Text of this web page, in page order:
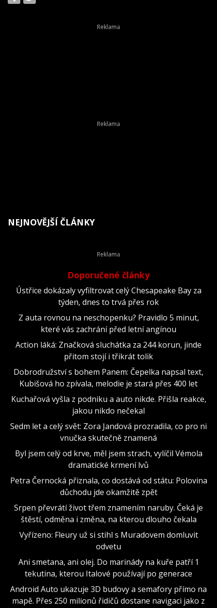
NEJNOVĚJŠÍ ČLÁNKY
Doporučené články
Ústřice dokázaly vyfiltrovat celý Chesapeake Bay za
týden, dnes to trvá přes rok
Z auta rovnou na neschopenku? Pravidlo 5 minut,
které vás zachrání před letní angínou
Action láká: Značková sluchátka za 244 korun, jinde
přitom stojí i třikrát tolik
Dobrodružství s bohem Panem: Čepelka napsal text,
Kubišová ho zpívala, melodie je stará přes 400 let
Kuchařová vyšla z podniku a auto nikde. Přišla reakce,
jakou nikdo nečekal
Sedm let a celý svět: Zora Jandová prozradila, co pro ni
vnučka skutečně znamená
Byl jsem celý od krve, měl jsem strach, vylíčil Vémola
dramatické krmení lvů
Petra Černocká přiznala, co dostává od státu: Polovina
důchodu jde okamžitě zpět
Srpen převrátí život třem znamením naruby. Čeká je
štěstí, odměna i změna, na kterou dlouho čekala
Vyřízeno: Fleury už si stihl s Muradovem domluvit
odvetu
Ani smetana, ani olej. Do marinády na kuře patří 1
tekutina, kterou Italové používají po generace
Android Auto ukazuje 3D budovy a semafory přímo na
mapě. Přes 250 milionů řidičů dostane navigaci jako z